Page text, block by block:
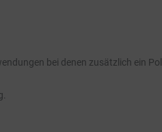
bei denen zusätzlich ein